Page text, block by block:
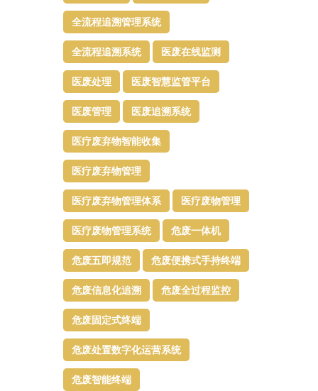
全流程追溯管理系统
全流程追溯系统 医废在线监测
医废处理 医废智慧监管平台​
医废管理 医废追溯系统
医疗废弃物智能收集
医疗废弃物管理​
医疗废弃物管理体系 医疗废物管理
医疗废物管理系统 危废一体机
危废五即规范 危废便携式手持终端
危废信息化追溯 危废全过程监控
危废固定式终端
危废处置数字化运营系统
危废智能终端